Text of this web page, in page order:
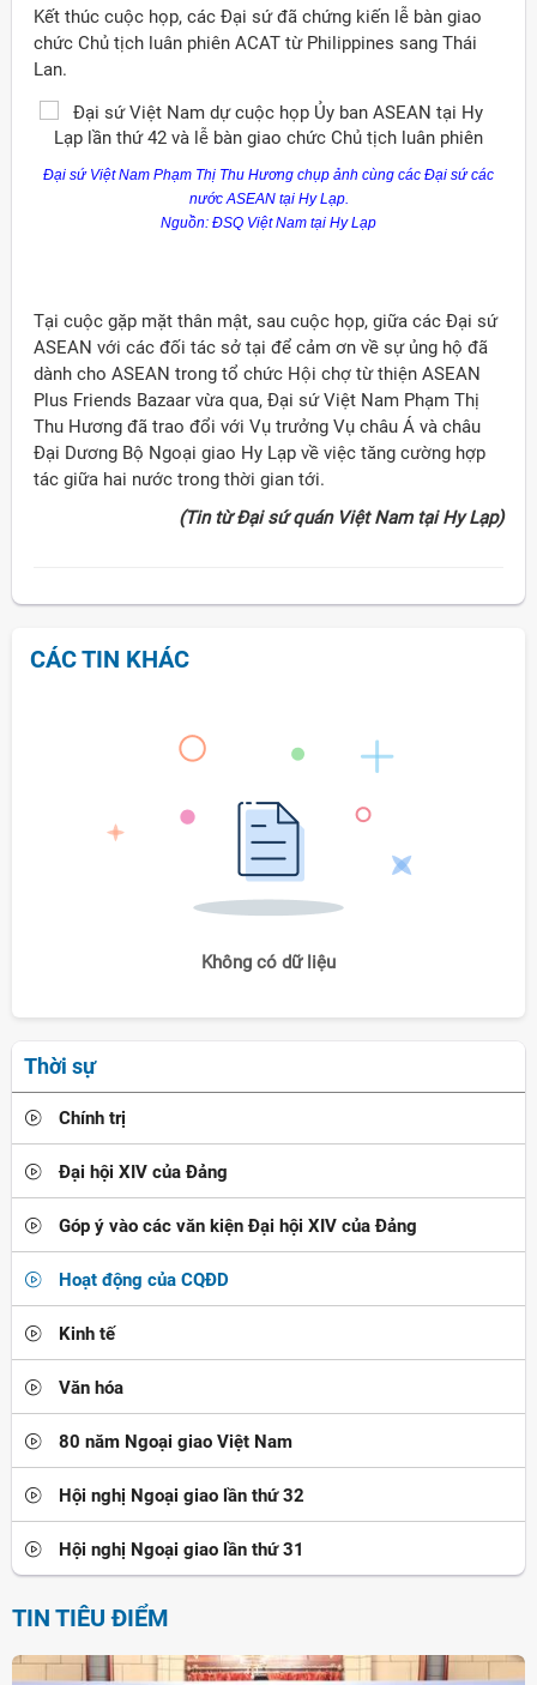
Kết thúc cuộc họp, các Đại sứ đã chứng kiến lễ bàn giao
chức Chủ tịch luân phiên ACAT từ Philippines sang Thái
Lan.
Đại sứ Việt Nam Phạm Thị Thu Hương chụp ảnh cùng các Đại sứ các
nước ASEAN tại Hy Lạp.
Nguồn: ĐSQ Việt Nam tại Hy Lạp
Tại cuộc gặp mặt thân mật, sau cuộc họp, giữa các Đại sứ
ASEAN với các đối tác sở tại để cảm ơn về sự ủng hộ đã
dành cho ASEAN trong tổ chức Hội chợ từ thiện ASEAN
Plus Friends Bazaar vừa qua, Đại sứ Việt Nam Phạm Thị
Thu Hương đã trao đổi với Vụ trưởng Vụ châu Á và châu
Đại Dương Bộ Ngoại giao Hy Lạp về việc tăng cường hợp
tác giữa hai nước trong thời gian tới.
(Tin từ Đại sứ quán Việt Nam tại Hy Lạp)
CÁC TIN KHÁC
Không có dữ liệu
Thời sự
Chính trị
Đại hội XIV của Đảng
Góp ý vào các văn kiện Đại hội XIV của Đảng
Hoạt động của CQĐD
Kinh tế
Văn hóa
80 năm Ngoại giao Việt Nam
Hội nghị Ngoại giao lần thứ 32
Hội nghị Ngoại giao lần thứ 31
TIN TIÊU ĐIỂM